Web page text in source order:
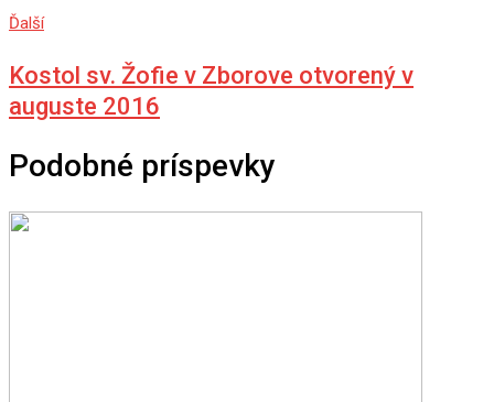
Ďalší
Kostol sv. Žofie v Zborove otvorený v
auguste 2016
Podobné príspevky